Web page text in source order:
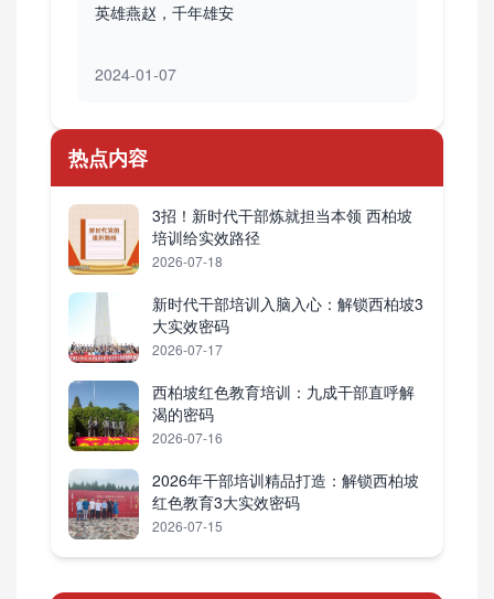
英雄燕赵，千年雄安
2024-01-07
热点内容
3招！新时代干部炼就担当本领 西柏坡
培训给实效路径
2026-07-18
新时代干部培训入脑入心：解锁西柏坡3
大实效密码
2026-07-17
西柏坡红色教育培训：九成干部直呼解
渴的密码
2026-07-16
2026年干部培训精品打造：解锁西柏坡
红色教育3大实效密码
2026-07-15